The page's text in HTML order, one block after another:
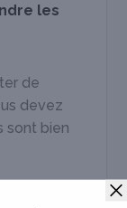
les
de
devez
sont bien